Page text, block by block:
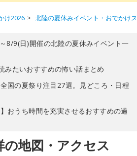
け2026 北陸の夏休みイベント・おでかけ
8/9(日)開催の北陸の夏休みイベント一
みたいおすすめの怖い話まとめ
全国の夏祭り注目27選。見どころ・日程
】おうち時間を充実させるおすすめの過
地図・アクセス